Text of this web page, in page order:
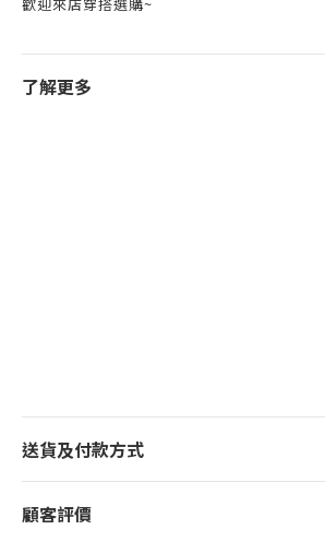
了解更多
送貨及付款方式
顧客評價